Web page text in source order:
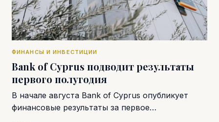
ФИНАНСЫ И ИНВЕСТИЦИИ
Bank of Cyprus подводит результаты
первого полугодия
В начале августа Bank of Cyprus опубликует
финансовые результаты за первое…